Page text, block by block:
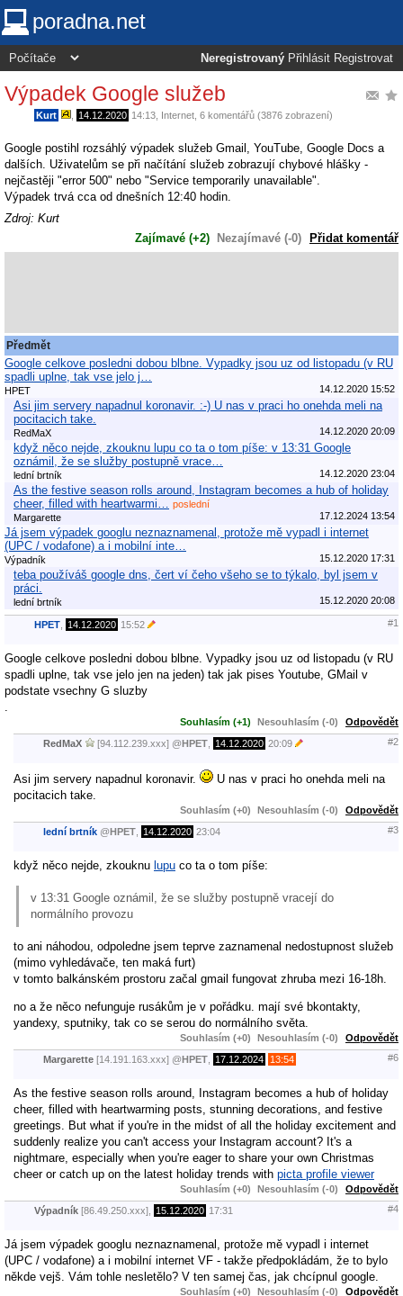
poradna.net
Neregistrovaný Přihlásit Registrovat
Výpadek Google služeb
Kurt 14.12.2020 14:13 Internet , 6 komentářů (3876 zobrazení)
Google postihl rozsáhlý výpadek služeb Gmail, YouTube, Google Docs a
dalších. Uživatelům se při načítání služeb zobrazují chybové hlášky -
nejčastěji "error 500" nebo "Service temporarily unavailable".
Výpadek trvá cca od dnešních 12:40 hodin.
Zdroj: Kurt
Zajímavé (+2)
Nezajímavé (-0) Přidat komentář
Předmět
Google celkove posledni dobou blbne. Vypadky jsou uz od listopadu (v RU
spadli uplne, tak vse jelo j…
HPET 14.12.2020 15:52
Asi jim servery napadnul koronavir. :-) U nas v praci ho onehda meli na
pocitacich take.
RedMaX 14.12.2020 20:09
když něco nejde, zkouknu lupu co ta o tom píše: v 13:31 Google
oznámil, že se služby postupně vrace…
lední brtník 14.12.2020 23:04
As the festive season rolls around, Instagram becomes a hub of holiday
cheer, filled with heartwarmi…
poslední
Margarette
17.12.2024 13:54
Já jsem výpadek googlu neznaznamenal, protože mě vypadl i internet
(UPC / vodafone) a i mobilní inte…
Výpadník 15.12.2020 17:31
teba používáš google dns, čert ví čeho všeho se to týkalo, byl jsem v
práci.
lední brtník 15.12.2020 20:08
HPET 14.12.2020 15:52 #1
Google celkove posledni dobou blbne. Vypadky jsou uz od listopadu (v RU
spadli uplne, tak vse jelo jen na jeden) tak jak pises Youtube, GMail v
podstate vsechny G sluzby
Souhlasím (+1) Nesouhlasím (-0) Odpovědět
RedMaX [94.112.239.xxx] @HPET 14.12.2020 20:09 #2
Asi jim servery napadnul koronavir.
U nas v praci ho onehda meli na
pocitacich take.
Souhlasím (+0) Nesouhlasím (-0) Odpovědět
lední brtník @HPET 14.12.2020 23:04 #3
když něco nejde, zkouknu lupu co ta o tom píše:
v 13:31 Google oznámil, že se služby postupně vracejí do
normálního provozu
to ani náhodou, odpoledne jsem teprve zaznamenal nedostupnost služeb
(mimo vyhledávače, ten maká furt)
v tomto balkánském prostoru začal gmail fungovat zhruba mezi 16-18h.
no a že něco nefunguje rusákům je v pořádku. mají své bkontakty,
yandexy, sputniky, tak co se serou do normálního světa.
Souhlasím (+0) Nesouhlasím (-0) Odpovědět
Margarette [14.191.163.xxx] @HPET 17.12.2024 13:54 #6
As the festive season rolls around, Instagram becomes a hub of holiday
cheer, filled with heartwarming posts, stunning decorations, and festive
greetings. But what if you're in the midst of all the holiday excitement and
suddenly realize you can't access your Instagram account? It's a
nightmare, especially when you're eager to share your own Christmas
cheer or catch up on the latest holiday trends with picta profile viewer
Souhlasím (+0) Nesouhlasím (-0) Odpovědět
Výpadník [86.49.250.xxx], 15.12.2020 17:31 #4
Já jsem výpadek googlu neznaznamenal, protože mě vypadl i internet
(UPC / vodafone) a i mobilní internet VF - takže předpokládám, že to bylo
někde vejš. Vám tohle nesletělo? V ten samej čas, jak chcípnul google.
Souhlasím (+0) Nesouhlasím (-0) Odpovědět